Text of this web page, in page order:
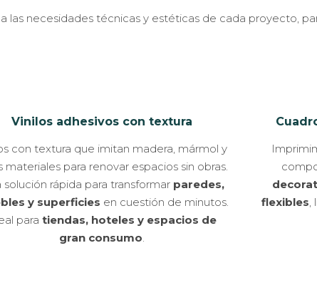
necesidades técnicas y estéticas de cada proyecto,
Vinilos adhesivos con textura
con textura que imitan madera, mármol y
materiales para renovar espacios sin obras.
solución rápida para transformar paredes,
y superficies en cuestión de minutos.
para tiendas, hoteles y espacios de
gran consumo
flexibles